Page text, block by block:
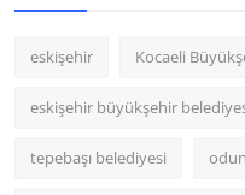
eskişehir Kocaeli
eskişehir büyükşehir
tepebaşı belediyesi